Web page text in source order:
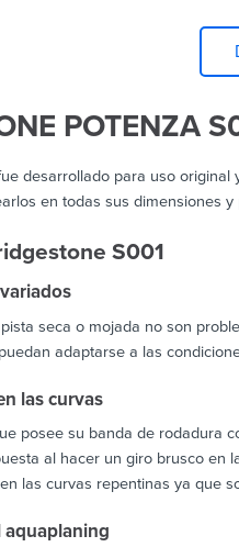
POTENZA
desarrollado para uso original
en todas sus dimensiones
S001
seca o mojada no son
adaptarse a las
las curvas
posee su banda de rodadura
al hacer un giro brusco en
las curvas repentinas ya que
aquaplaning